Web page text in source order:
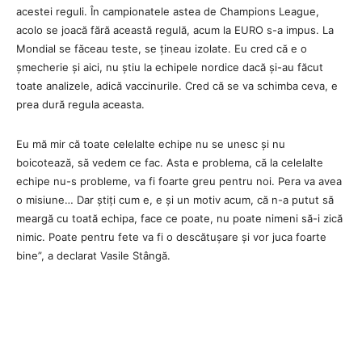
acestei reguli. În campionatele astea de Champions League,
acolo se joacă fără această regulă, acum la EURO s-a impus. La
Mondial se făceau teste, se țineau izolate. Eu cred că e o
șmecherie și aici, nu știu la echipele nordice dacă și-au făcut
toate analizele, adică vaccinurile. Cred că se va schimba ceva, e
prea dură regula aceasta.
Eu mă mir că toate celelalte echipe nu se unesc și nu
boicotează, să vedem ce fac. Asta e problema, că la celelalte
echipe nu-s probleme, va fi foarte greu pentru noi. Pera va avea
o misiune… Dar știți cum e, e și un motiv acum, că n-a putut să
meargă cu toată echipa, face ce poate, nu poate nimeni să-i zică
nimic. Poate pentru fete va fi o descătușare și vor juca foarte
bine”, a declarat Vasile Stângă.